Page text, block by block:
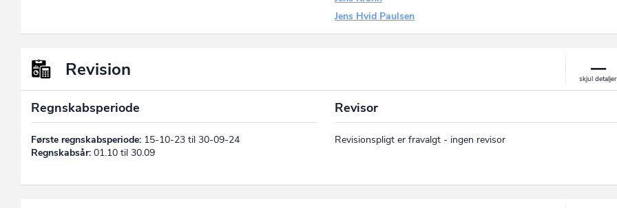
Jens Hvid Paulsen
Revision
Regnskabsperiode
Første regnskabsperiode: 15-10-23 til 30-09-24
Regnskabsår: 01.10 til 30.09
Revisor
Revisionspligt er fravalgt - ingen revisor